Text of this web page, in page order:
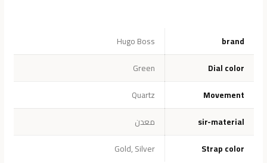
brand
Hugo Boss
Dial color
Green
Movement
Quartz
sir-material
معدن
Strap color
Gold,Silver